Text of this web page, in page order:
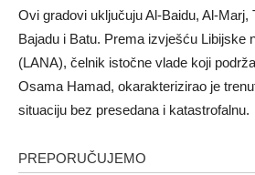
Ovi gradovi uključuju Al-Baidu, Al-Marj,
Bajadu i Batu. Prema izvješću Libijske
(LANA), čelnik istočne vlade koji
Osama Hamad, okarakterizirao je
situaciju bez presedana i katastrofalnu.